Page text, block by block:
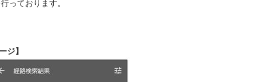
っております。
ジ】